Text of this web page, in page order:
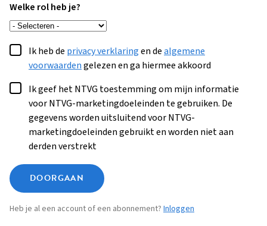
Welke rol heb je?
Ik heb de privacy verklaringen dealgemene
voorwaardengelezen en ga hiermee akkoord
Ik geef het NTVG toestemming om mijn informatie
voor NTVG-marketingdoeleinden te gebruiken. De
gegevens worden uitsluitend voor NTVG-
marketingdoeleinden gebruikt en worden niet aan
derden verstrekt
DOORGAAN
Heb je al een account of een abonnement? Inloggen